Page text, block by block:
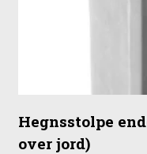
Hegnsstolpe
over jord)